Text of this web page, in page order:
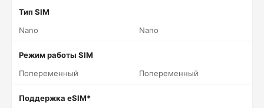
Тип SIM
Nano
Nano
Режим работы SIM
Попеременный
Попеременный
Поддержка eSIM*